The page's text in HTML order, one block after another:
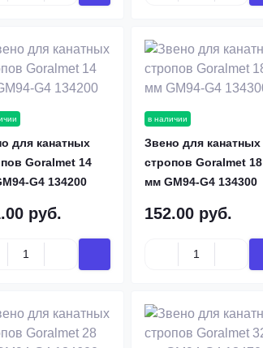
для канатных
Goralmet 14
G4 134200
руб.
в наличии
Звено для канатных
стропов Goralmet 18
мм GM94-G4 134300
152.00 руб.